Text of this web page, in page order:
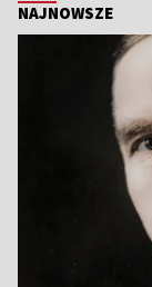
NAJNOWSZE